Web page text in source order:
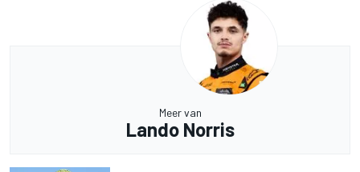
Meer van
Lando Norris